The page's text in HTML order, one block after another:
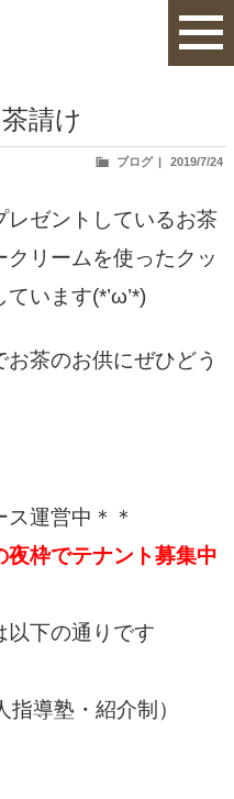
請け
ブログ
投
2019/7/24
レゼントしているお茶
リームを使ったクッ
います(*’ω’*)
茶のお供にぜひどう
運営中＊＊
枠でテナント募集中
以下の通りです
導塾・紹介制）